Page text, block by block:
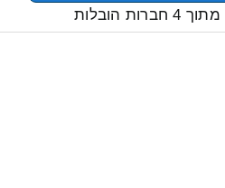
מתוך 4 חברות הובלות